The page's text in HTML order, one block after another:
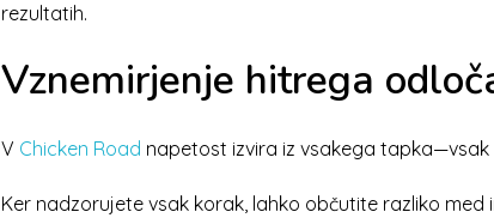
rezultatih.
Vznemirjenje hitrega
V Chicken Road napetost izvira iz vsakega tapka—vsak
Ker nadzorujete vsak korak, lahko občutite razliko med